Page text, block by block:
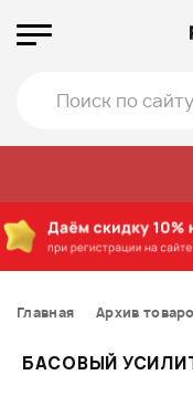
Главная Архив
БАСОВЫЙ